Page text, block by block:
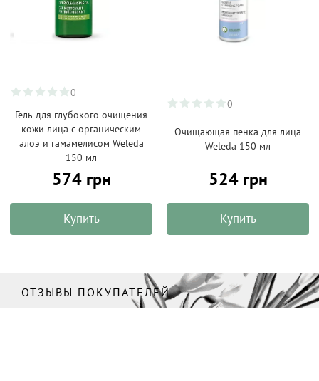
0
Гель для глубокого очищения
кожи лица с органическим
алоэ и гамамелисом Weleda
150 мл
574 грн
Купить
0
Очищающая пенка для лица
Weleda 150 мл
524 грн
Купить
ОТЗЫВЫ ПОКУПАТЕЛЕЙ